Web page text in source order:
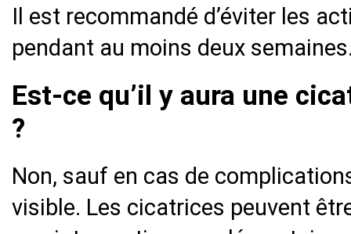
Il est recommandé d’éviter les
pendant au moins deux
Est-ce qu’il y aura une
?
Non, sauf en cas de
visible. Les cicatrices peuvent